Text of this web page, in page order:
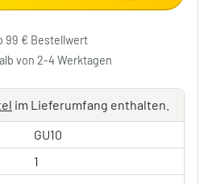
99 € Bestellwert
von 2-4 Werktagen
im Lieferumfang enthalten.
GU10
1